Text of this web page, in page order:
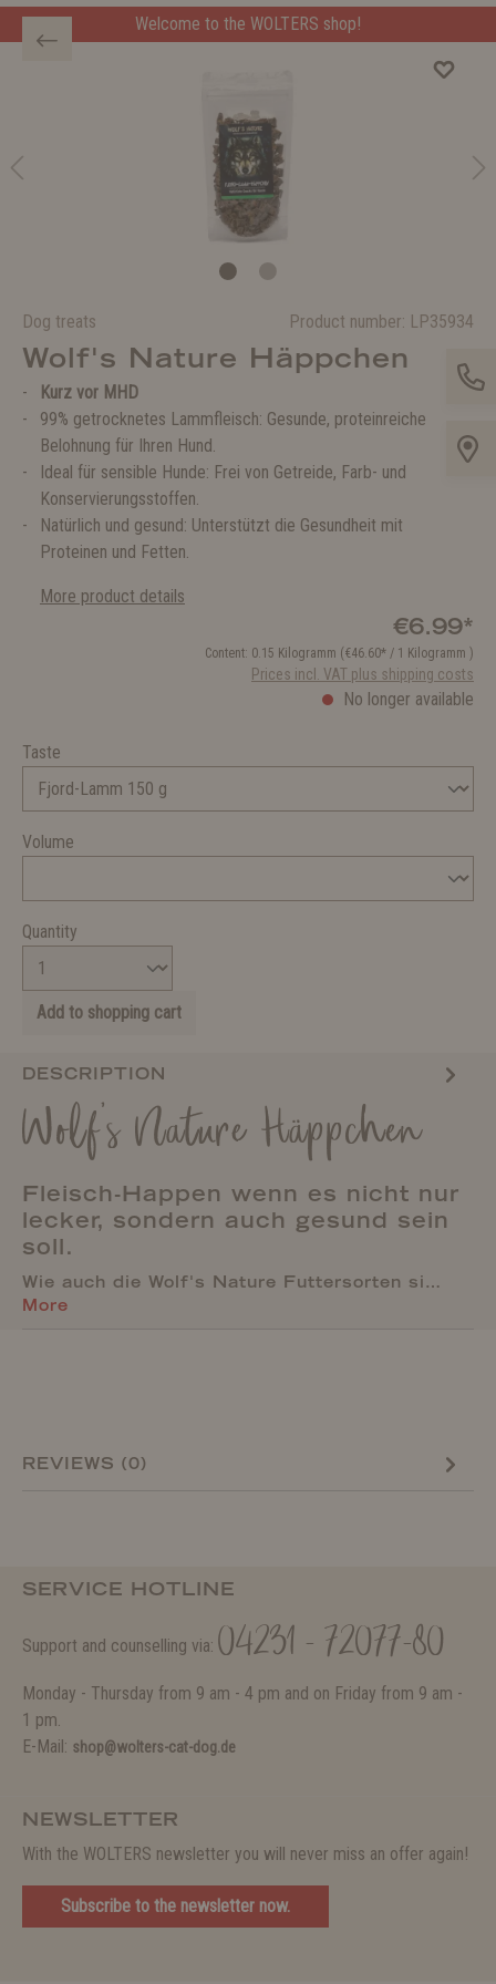
Welcome to the WOLTERS shop!
Dog treats Product number: LP35934
Wolf's Nature Häppchen
Kurz vor MHD
99% getrocknetes Lammfleisch: Gesunde, proteinreiche
Belohnung für Ihren Hund.
Ideal für sensible Hunde: Frei von Getreide, Farb- und
Konservierungsstoffen.
Natürlich und gesund: Unterstützt die Gesundheit mit
Proteinen und Fetten.
More product details
€6.99*
Content: 0.15 Kilogramm (€46.60* / 1 Kilogramm )
Prices incl. VAT plus shipping costs
No longer available
Taste
Volume
Quantity
Add to shopping cart
DESCRIPTION
Wolf's Nature Häppchen
Fleisch-Happen wenn es nicht nur
lecker, sondern auch gesund sein
soll.
Wie auch die Wolf's Nature Futtersorten si…
More
REVIEWS (0)
SERVICE HOTLINE
Support and counselling via: 04231 - 72077-80
Monday - Thursday from 9 am - 4 pm and on Friday from 9 am -
1 pm.
E-Mail: shop@wolters-cat-dog.de
NEWSLETTER
With the WOLTERS newsletter you will never miss an offer again!
Subscribe to the newsletter now.